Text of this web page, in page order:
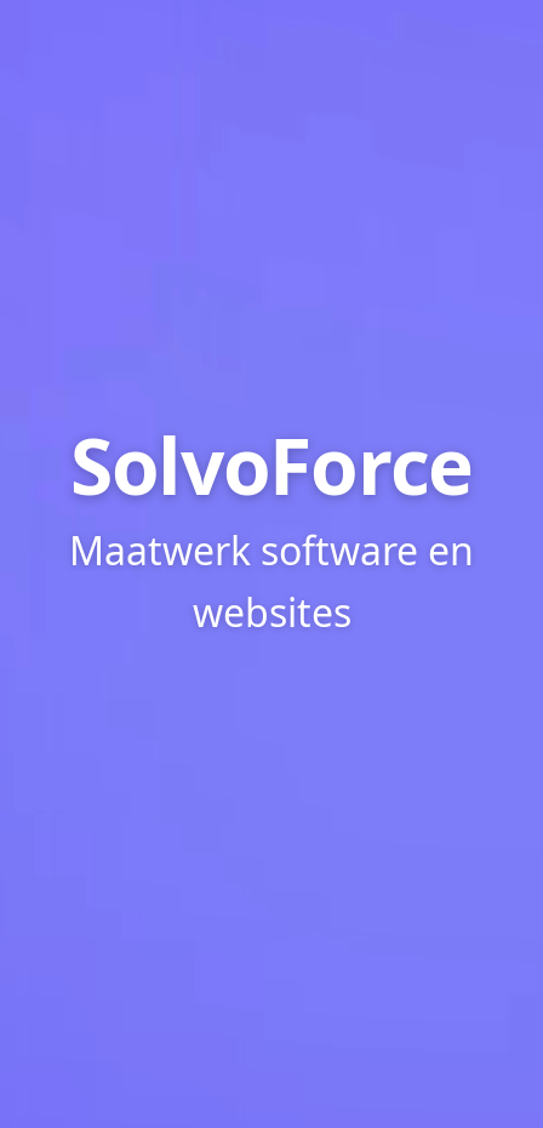
SolvoForce
Maatwerk software en
websites